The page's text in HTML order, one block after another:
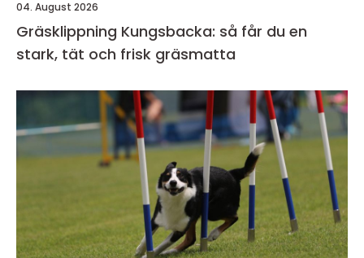
04. August 2026
Gräsklippning Kungsbacka: så får du en
stark, tät och frisk gräsmatta